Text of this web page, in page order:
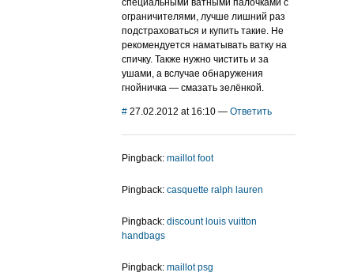
специальными ватными палочками с
ограничителями, лучше лишний раз
подстраховаться и купить такие. Не
рекомендуется наматывать ватку на
спичку. Также нужно чистить и за
ушами, а вслучае обнаружения
гнойничка — смазать зелёнкой.
# 27.02.2012 at 16:10 — Ответить
Pingback: maillot foot
Pingback: casquette ralph lauren
Pingback: discount louis vuitton
handbags
Pingback: maillot psg